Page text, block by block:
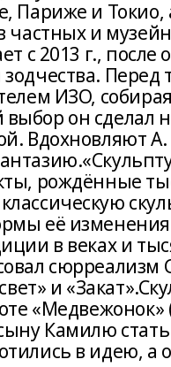
и Токио,
частных и
с 2013 г., после
Перед
ИЗО,
он сделал
Вдохновляют
рождённые
её
в веках и
сюрреализм
и
Камилю
в идею, а